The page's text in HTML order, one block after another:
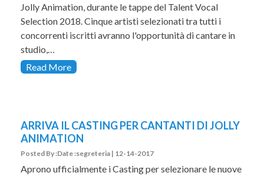
Jolly Animation, durante le tappe del Talent Vocal
Selection 2018. Cinque artisti selezionati tra tutti i
concorrenti iscritti avranno l'opportunità di cantare in
studio,…
Read More
ARRIVA IL CASTING PER CANTANTI DI JOLLY
ANIMATION
Posted By :Date :segreteria | 12-14-2017
Aprono ufficialmente i Casting per selezionare le nuove